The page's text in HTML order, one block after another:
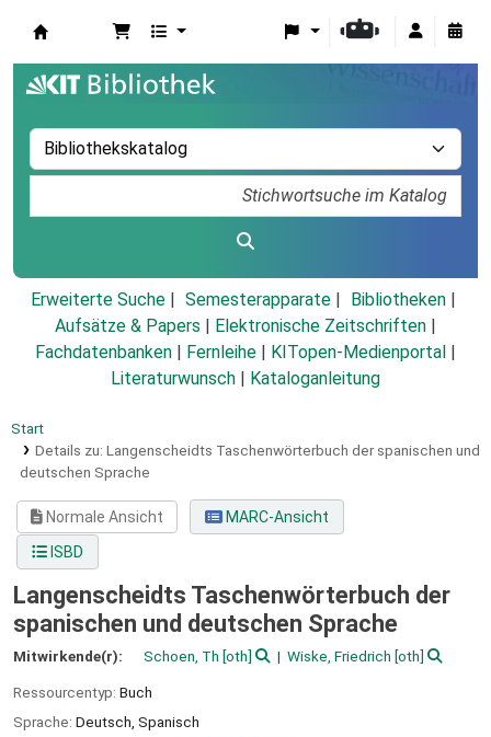
Erweiterte Suche Semesterapparate
Bibliotheken
Aufsätze & Papers
Elektronische Zeitschriften
Fachdatenbanken
Fernleihe KITopen-Medienportal
Literaturwunsch
Kataloganleitung
Start
Details zu: Langenscheidts Taschenwörterbuch der spanischen und
deutschen Sprache
Normale Ansicht
MARC-Ansicht
ISBD
Langenscheidts Taschenwörterbuch der
spanischen und deutschen Sprache
Mitwirkende(r): Schoen, Th [oth] Wiske, Friedrich [oth]
Ressourcentyp: Buch
Sprache: Deutsch Spanisch